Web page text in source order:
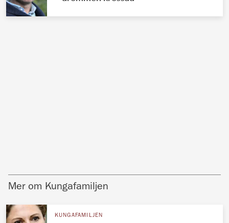
Mer om Kungafamiljen
KUNGAFAMILJEN